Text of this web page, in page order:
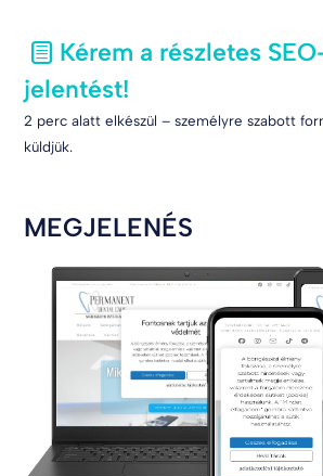
Kérem a részletes
jelentést!
2 perc alatt elkészül – személyre szabott
küldjük.
MEGJELENÉS